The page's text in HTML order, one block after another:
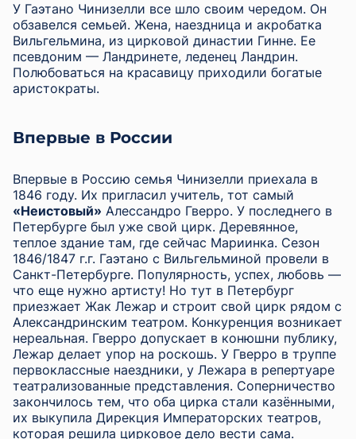
У Гаэтано Чинизелли все шло своим чередом. Он
обзавелся семьей. Жена, наездница и акробатка
Вильгельмина, из цирковой династии Гинне. Ее
псевдоним — Ландринете, леденец Ландрин.
Полюбоваться на красавицу приходили богатые
аристократы.
Впервые в России
Впервые в Россию семья Чинизелли приехала в
1846 году. Их пригласил учитель, тот самый
«Неистовый» Алессандро Гверро. У последнего в
Петербурге был уже свой цирк. Деревянное,
теплое здание там, где сейчас Мариинка. Сезон
1846/1847 г.г. Гаэтано с Вильгельминой провели в
Санкт-Петербурге. Популярность, успех, любовь —
что еще нужно артисту! Но тут в Петербург
приезжает Жак Лежар и строит свой цирк рядом с
Александринским театром. Конкуренция возникает
нереальная. Гверро допускает в конюшни публику,
Лежар делает упор на роскошь. У Гверро в труппе
первоклассные наездники, у Лежара в репертуаре
театрализованные представления. Соперничество
закончилось тем, что оба цирка стали казёнными,
их выкупила Дирекция Императорских театров,
которая решила цирковое дело вести сама.